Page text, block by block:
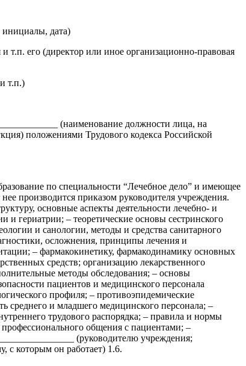
инициалы, дата)
т.п. его (директор или иное организационно-правовая
т.п.)
(наименование должности лица, на
положениями Трудового кодекса Российской
по специальности “Лечебное дело” и имеющее
производится приказом руководителя учреждения.
основные аспекты деятельности лечебно- и
гериатрии; – теоретические основы сестринского
и санологии, методы и средства санитарного
осложнения, принципы лечения и
– фармакокинетику, фармакодинамику основных
средств; организацию лекарственного
методы обследования; – основы
пациентов и медицинского персонала
профиля; – противоэпидемические
среднего и младшего медицинского персонала; –
трудового распорядка; – правила и нормы
общения с пациентами; –
(руководителю учреждения;
с которым он работает) 1.6.